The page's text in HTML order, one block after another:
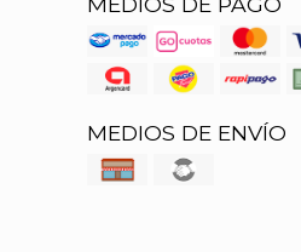
MEDIOS DE ENVÍO